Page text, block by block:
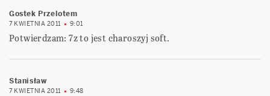
Gostek Przelotem
7 KWIETNIA 2011 9:01
Potwierdzam: 7z to jest charoszyj soft.
Stanisław
7 KWIETNIA 2011 9:48